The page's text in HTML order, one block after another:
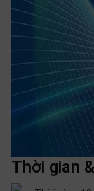
Thời gian